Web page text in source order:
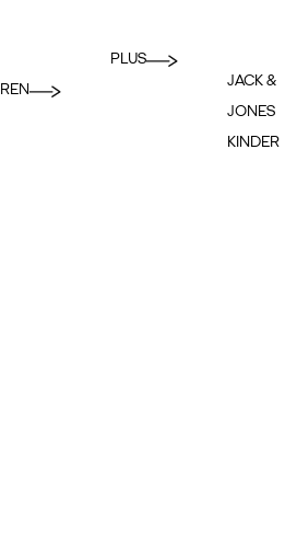
PLUS
JACK &
JONES
KINDER